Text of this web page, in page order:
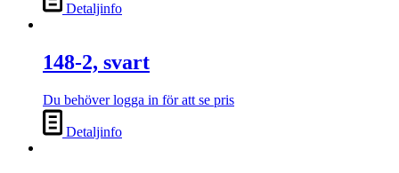
Detaljinfo
148-2, svart
Du behöver logga in för att se pris
Detaljinfo